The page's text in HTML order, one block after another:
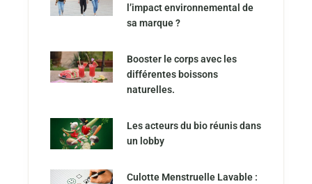
l’impact environnemental de
sa marque ?
Booster le corps avec les
différentes boissons
naturelles.
Les acteurs du bio réunis dans
un lobby
Culotte Menstruelle Lavable :